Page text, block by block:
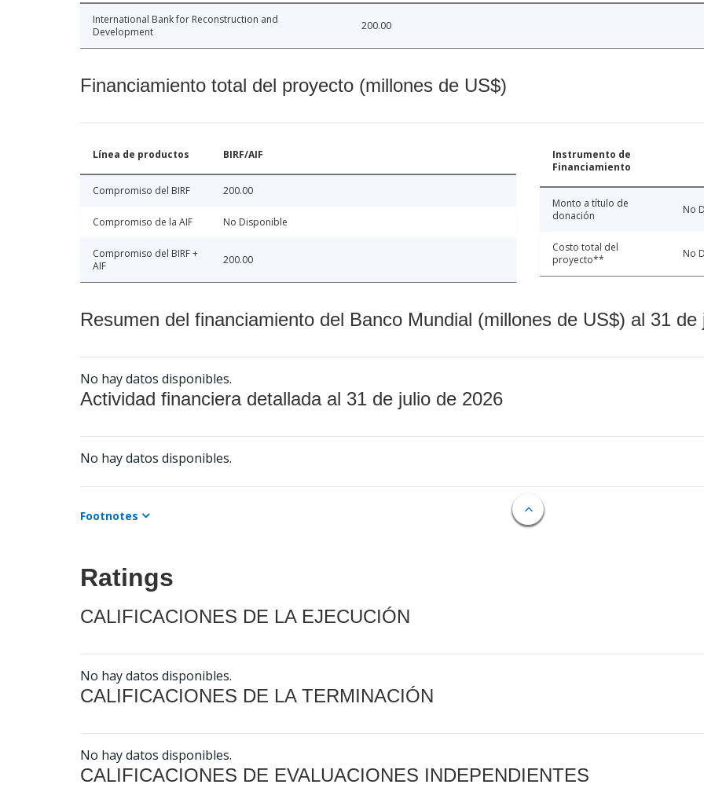
International Bank for Reconstruction and
Development
200.00
Financiamiento total del proyecto (millones de US$)
Línea de productos BIRF/AIF
Compromiso del BIRF 200.00
Compromiso de la AIF No Disponible
Compromiso del BIRF +
AIF
200.00
Instrumento de
Financiamiento
Monto a título de
donación
No
Costo total del
proyecto**
No
Resumen del financiamiento del Banco Mundial (millones de US$) al 31 de
No hay datos disponibles.
Actividad financiera detallada al 31 de julio de 2026
No hay datos disponibles.
Footnotes
Ratings
CALIFICACIONES DE LA EJECUCIÓN
No hay datos disponibles.
CALIFICACIONES DE LA TERMINACIÓN
No hay datos disponibles.
CALIFICACIONES DE EVALUACIONES INDEPENDIENTES